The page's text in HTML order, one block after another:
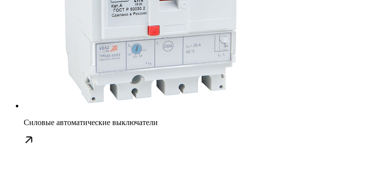
Силовые автоматические выключатели